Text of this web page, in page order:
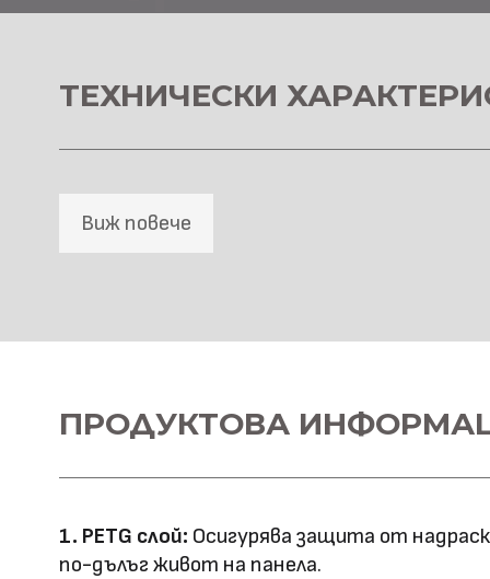
ТЕХНИЧЕСКИ
Виж повече
напречно сечение
SPC+PETG
Дебелина: 5
ПРОДУКТОВА
1. PETG слой: Осигурява защита от
по-дълъг живот на панела.